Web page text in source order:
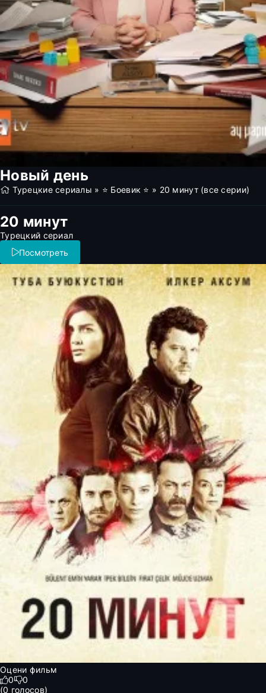
Новый день
Турецкие сериалы » ⭐ Боевик ⭐ » 20 минут (все серии)
20 минут
Турецкий сериал
Посмотреть
Оцени фильм
0
0
(0 голосов)